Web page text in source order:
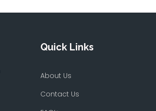
Quick Links
About Us
Contact Us